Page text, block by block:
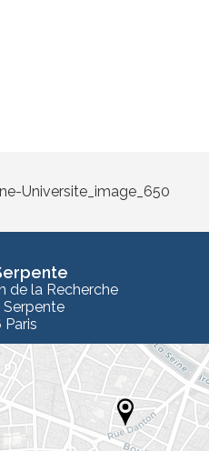
de la Recherche
Serpente
Paris